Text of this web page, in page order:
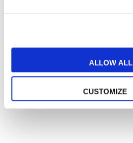
ALLOW ALL
CUSTOMIZE
RICHIEDI INFORMAZIONI